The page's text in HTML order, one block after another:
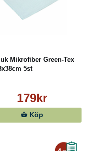
Mikrofiber Green-Tex
5st
179kr
Köp